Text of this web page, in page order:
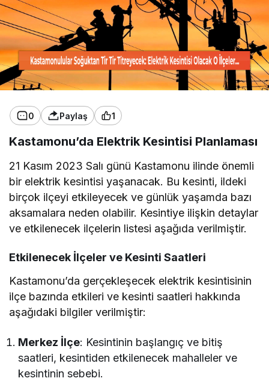
0 Paylaş 1
Kastamonu’da Elektrik Kesintisi Planlaması
21 Kasım 2023 Salı günü Kastamonu ilinde önemli
bir elektrik kesintisi yaşanacak. Bu kesinti, ildeki
birçok ilçeyi etkileyecek ve günlük yaşamda bazı
aksamalara neden olabilir. Kesintiye ilişkin detaylar
ve etkilenecek ilçelerin listesi aşağıda verilmiştir.
Etkilenecek İlçeler ve Kesinti Saatleri
Kastamonu’da gerçekleşecek elektrik kesintisinin
ilçe bazında etkileri ve kesinti saatleri hakkında
aşağıdaki bilgiler verilmiştir:
Merkez İlçe: Kesintinin başlangıç ve bitiş
saatleri, kesintiden etkilenecek mahalleler ve
kesintinin sebebi.